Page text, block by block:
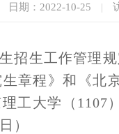
日期：2022-10-25 |
招生工作管理
章程》和《北
工大学（ 1107
日）